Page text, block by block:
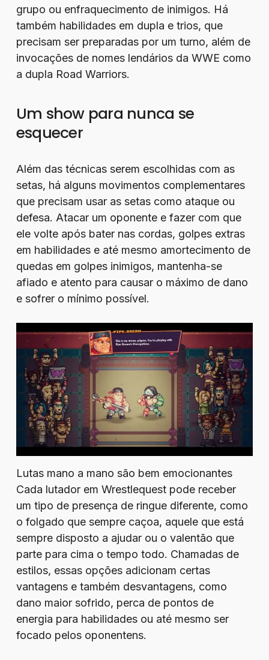
grupo ou enfraquecimento de inimigos. Há
também habilidades em dupla e trios, que
precisam ser preparadas por um turno, além de
invocações de nomes lendários da WWE como
a dupla Road Warriors.
Um show para nunca se
esquecer
Além das técnicas serem escolhidas com as
setas, há alguns movimentos complementares
que precisam usar as setas como ataque ou
defesa. Atacar um oponente e fazer com que
ele volte após bater nas cordas, golpes extras
em habilidades e até mesmo amortecimento de
quedas em golpes inimigos, mantenha-se
afiado e atento para causar o máximo de dano
e sofrer o mínimo possível.
Lutas mano a mano são bem emocionantes
Cada lutador em Wrestlequest pode receber
um tipo de presença de ringue diferente, como
o folgado que sempre caçoa, aquele que está
sempre disposto a ajudar ou o valentão que
parte para cima o tempo todo. Chamadas de
estilos, essas opções adicionam certas
vantagens e também desvantagens, como
dano maior sofrido, perca de pontos de
energia para habilidades ou até mesmo ser
focado pelos oponentens.